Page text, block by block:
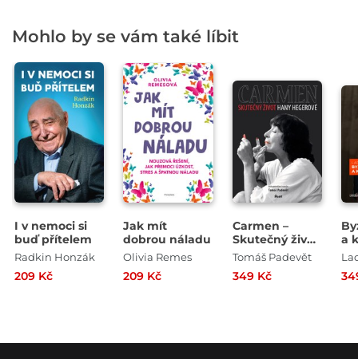
Mohlo by se vám také líbit
I v nemoci si
buď přítelem
Radkin Honzák
209 Kč
Jak mít
dobrou náladu
Olivia Remes
209 Kč
Carmen –
Skutečný život
Hany
Tomáš Padevět
349 Kč
a